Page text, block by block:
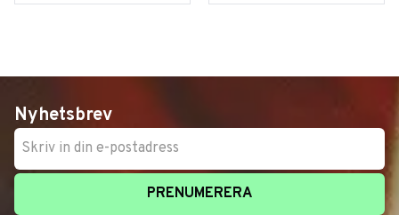
Nyhetsbrev
PRENUMERERA